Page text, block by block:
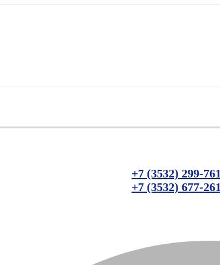
+7 (3532) 299-761
+7 (3532) 677-261